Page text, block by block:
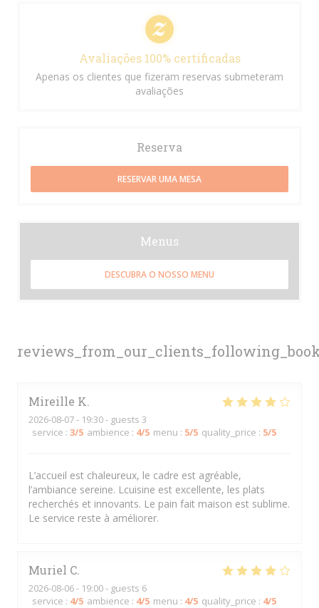
Mireille K
2026-08-07- 19:30 - guests 3
service : 3/5 ambience : 4/5 menu : 5/5 quality_price : 5/5
L’accueil est chaleureux, le cadre est agréable,
l’ambiance sereine. Lcuisine est excellente, les plats
recherchés et innovants. Le pain fait maison est sublime.
Le service reste à améliorer.
Muriel C
2026-08-06- 19:00 - guests 6
service : 4/5 ambience : 4/5 menu : 4/5 quality_price : 4/5
Avaliações 100% certificadas
Apenas os clientes que fizeram reservas submeteram
avaliações
Reserva
RESERVAR UMA MESA
Menus
DESCUBRA O NOSSO MENU